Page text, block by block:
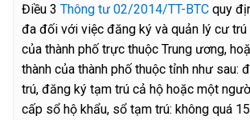
Điều 3 Thông tư 02/2014/TT-BTC quy
đa đối với việc đăng ký và quản lý cư trú
của thành phố trực thuộc Trung ương,
thành của thành phố thuộc tỉnh như sau:
trú, đăng ký tạm trú cả hộ hoặc một
cấp sổ hộ khẩu, sổ tạm trú: không quá